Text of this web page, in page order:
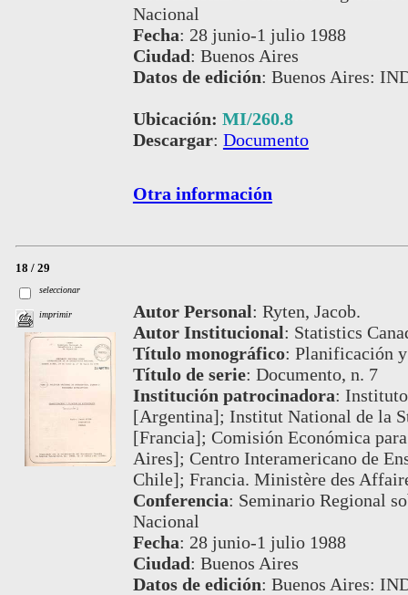
Nacional
Fecha: 28 junio-1 julio 1988
Ciudad: Buenos Aires
Datos de edición: Buenos Aires:
Ubicación: MI/260.8
Descargar: Documento
Otra información
18 / 29
seleccionar
imprimir Autor Personal: Ryten, Jacob.
Autor Institucional: Statistics
Título monográfico: Planificación
Título de serie: Documento, n. 7
Institución patrocinadora:
[Argentina]; Institut National de la
[Francia]; Comisión Económica
Aires]; Centro Interamericano de
Chile]; Francia. Ministère des
Conferencia: Seminario Regional
Nacional
Fecha: 28 junio-1 julio 1988
Ciudad: Buenos Aires
Datos de edición: Buenos Aires: